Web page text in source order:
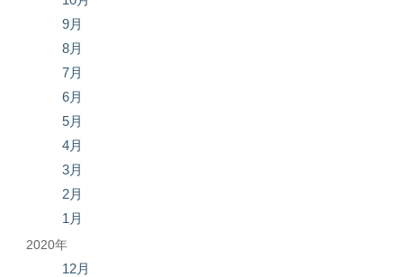
9月
8月
7月
6月
5月
4月
3月
2月
1月
2020年
12月